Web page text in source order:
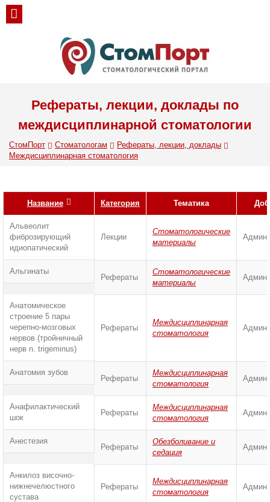
Рефераты, лекции, доклады по
междисциплинарной стоматологии
СтомПорт Стоматологам
Рефераты, лекции, доклады
Междисциплинарная стоматология
Название Категория Тематика
Альвеолит
фиброзирующий
идиопатический
Лекции
Стоматологические
материалы
Альгинаты
Рефераты
Стоматологические
материалы
Анатомическое
строение 5 пары
черепно-мозговых
нервов (тройничный
нерв n. trigeminus)
Рефераты
Междисциплинарная
стоматология
Анатомия зубов
Рефераты
Междисциплинарная
стоматология
Анафилактический
шок
Рефераты
Междисциплинарная
стоматология
Анестезия
Рефераты
Обезболивание и
седация
Анкилоз височно-
нижнечелюстного
сустава
Рефераты
Междисциплинарная
стоматология